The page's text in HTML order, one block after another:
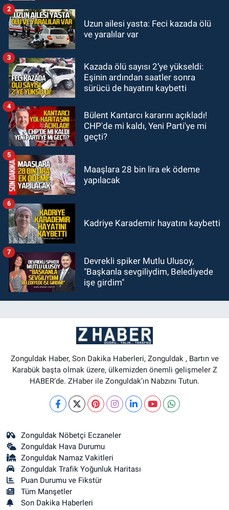
17:39Şampiyondan GMİS'e
Zonguldak
13:39
görevinden ayrıldı.
Uzun ailesi yasta: Feci kazada ölü
ve yaralılar var
2
Kazada ölü sayısı 2’ye yükseldi:
Eşinin ardından saatler sonra
sürücü de hayatını kaybetti
3
Bülent Kantarcı kararını açıkladı!
CHP'de mi kaldı, Yeni Parti'ye mi
geçti?
4
Maaşlara 28 bin lira ek ödeme
yapılacak
5
Kadriye Karademir hayatını kaybetti
6
Devrekli spiker Mutlu Ulusoy,
"Başkanla sevgiliydim, Belediyede
işe girdim"
7
Zonguldak Haber, Son Dakika Haberleri, Zonguldak , Bartın ve
Karabük başta olmak üzere, ülkemizden önemli gelişmeler Z
HABER’de. ZHaber ile Zonguldak’ın Nabzını Tutun.
Zonguldak Nöbetçi Eczaneler
Zonguldak Hava Durumu
Zonguldak Namaz Vakitleri
Zonguldak Trafik Yoğunluk Haritası
Puan Durumu ve Fikstür
Tüm Manşetler
Son Dakika Haberleri